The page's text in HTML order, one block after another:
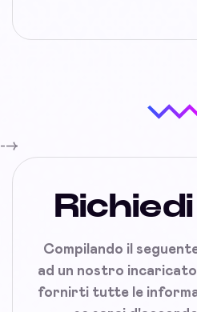
-->
Compilando il
ad un nostro
fornirti tutte le